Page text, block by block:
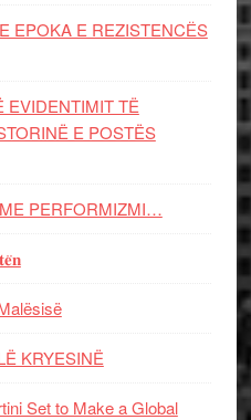
EPOKA E REZISTENCЁS
EVIDENTIMIT TË
E POSTËS
PERFORMIZMI…
KRYESINË
Set to Make a Global